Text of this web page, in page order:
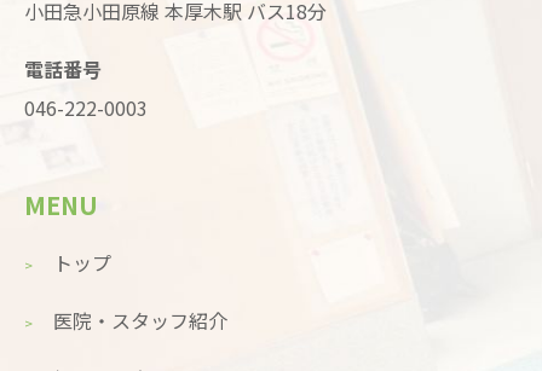
小田急小田原線 本厚木駅 バス18分
電話番号
046-222-0003
MENU
トップ
医院・スタッフ紹介